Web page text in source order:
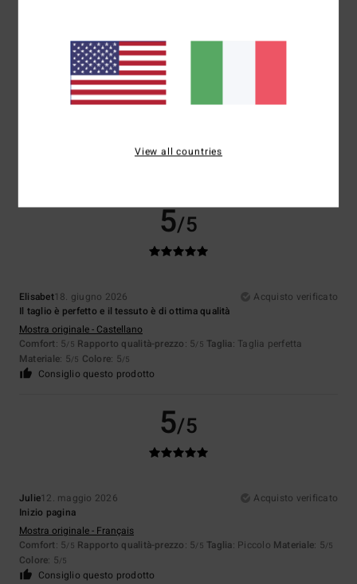
Taglia
Troppo piccoloTroppo grande
5/5
Elisabet18. giugno 2026
Acquisto verificato
Il taglio è perfetto e il tessuto è di ottima qualità
Mostra originale - Castellano
Comfort: 5/5 Rapporto qualità-prezzo: 5/5 Taglia: Taglia perfetta
Materiale: 5/5 Colore: 5/5
Consiglio questo prodotto
5/5
Julie12. maggio 2026
Acquisto verificato
Inizio pagina
Mostra originale - Français
Comfort: 5/5 Rapporto qualità-prezzo: 5/5 Taglia: Piccolo Materiale: 5/5
Colore: 5/5
Consiglio questo prodotto
View all countries